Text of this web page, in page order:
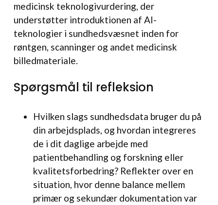
medicinsk teknologivurdering, der
understøtter introduktionen af AI-
teknologier i sundhedsvæsnet inden for
røntgen, scanninger og andet medicinsk
billedmateriale.
Spørgsmål til refleksion
Hvilken slags sundhedsdata bruger du på
din arbejdsplads, og hvordan integreres
de i dit daglige arbejde med
patientbehandling og forskning eller
kvalitetsforbedring? Reflekter over en
situation, hvor denne balance mellem
primær og sekundær dokumentation var